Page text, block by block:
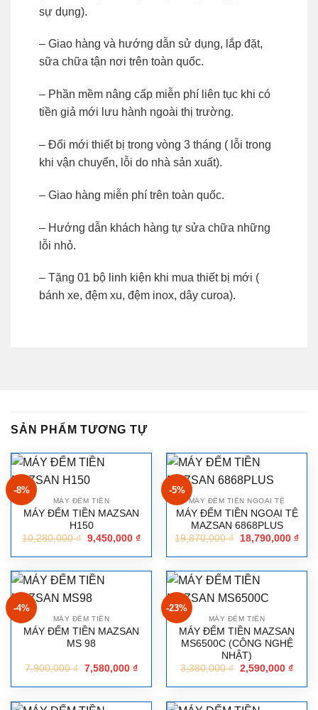
sự dụng).
– Giao hàng và hướng dẫn sử dụng, lắp đặt,
sữa chữa tận nơi trên toàn quốc.
– Phần mềm nâng cấp miễn phí liên tục khi có
tiền giả mới lưu hành ngoài thị trường.
– Đổi mới thiết bị trong vòng 3 tháng ( lỗi trong
khi vận chuyển, lỗi do nhà sản xuất).
– Giao hàng miễn phí trên toàn quốc.
– Hướng dẫn khách hàng tự sửa chữa những
lỗi nhỏ.
– Tặng 01 bộ linh kiện khi mua thiết bị mới (
bánh xe, đệm xu, đệm inox, dây curoa).
SẢN PHẨM TƯƠNG TỰ
-8%
MÁY ĐẾM TIỀN
MÁY ĐẾM TIỀN MAZSAN
H150
10,280,000₫ 9,450,000 ₫
-5%
MÁY ĐẾM TIỀN NGOẠI TỆ
MÁY ĐẾM TIỀN NGOẠI TỆ
MAZSAN 6868PLUS
19,870,000₫ 18,790,000 ₫
-4%
MÁY ĐẾM TIỀN
MÁY ĐẾM TIỀN MAZSAN
MS 98
7,900,000₫ 7,580,000 ₫
-23%
MÁY ĐẾM TIỀN
MÁY ĐẾM TIỀN MAZSAN
MS6500C (CÔNG NGHỆ
NHẬT)
3,380,000₫ 2,590,000 ₫